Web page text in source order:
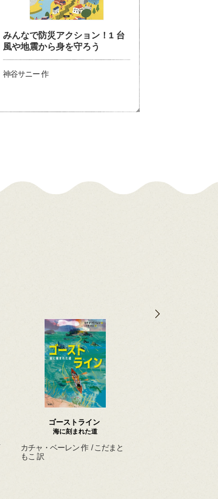
みんなで防災アクション！1 台
風や地震から身を守ろう
神谷サニー 作
ゴーストライン
海に刻まれた道
カチャ・ベーレン 作 / こだまと
もこ 訳